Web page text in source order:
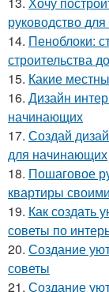
руководство
14. Пеноблоки:
строительства
15. Какие
16. Дизайн
начинающих
17. Создай
для начинающих
18. Пошаговое
квартиры
19. Как создать
советы по
20. Создание
советы
21. Создание